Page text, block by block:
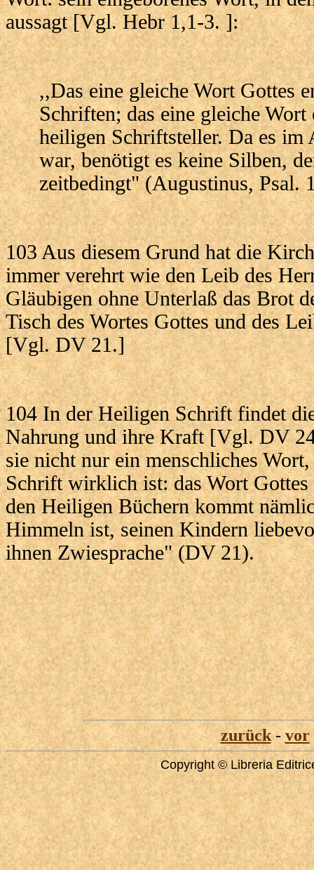
aussagt [Vgl. Hebr 1,1-3. ]:
,,Das eine gleiche Wort Gottes
Schriften; das eine gleiche
heiligen Schriftsteller. Da es im
war, benötigt es keine Silben,
zeitbedingt" (Augustinus, Psal.
103 Aus diesem Grund hat die
immer verehrt wie den Leib des
Gläubigen ohne Unterlaß das Brot
Tisch des Wortes Gottes und des
[Vgl. DV 21.]
104 In der Heiligen Schrift findet
Nahrung und ihre Kraft [Vgl. DV
sie nicht nur ein menschliches
Schrift wirklich ist: das Wort
den Heiligen Büchern kommt
Himmeln ist, seinen Kindern
ihnen Zwiesprache" (DV 21).
zurück-vor
Copyright © Libreria